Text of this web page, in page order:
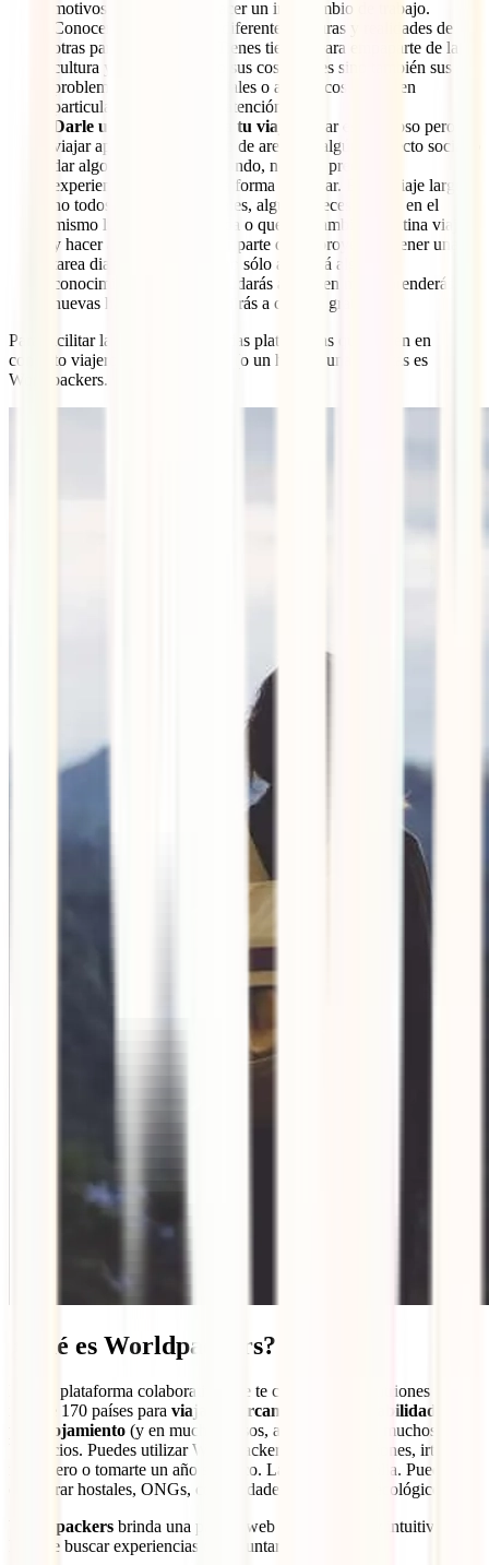
motivos favoritos para hacer un intercambio de trabajo.
Conocer gente local, las diferentes culturas y realidades de
otras partes del mundo. Tienes tiempo para empaparte de la
cultura y conocer no sólo sus costumbres sino también sus
problemas políticos y sociales o alguna costumbre en
particular que te llame la atención.
Darle un sentido único a tu viaje
: viajar es hermoso pero
viajar aportando tu granito de arena en algún proyecto social o
dar algo de tu tiempo viajando, no tiene precio. La
experiencia te cambiará la forma de viajar. En un viaje largo
no todos los días son iguales, algunas veces estarás en el
mismo lugar sin hacer nada o querrás cambiar tu rutina viajera
y hacer algo diferente. Ser parte de un proyecto y tener una
tarea diaria que cumplir, no sólo aportará algo a tu
conocimiento sino que ayudarás a alguien más, aprenderás
nuevas habilidades y recibirás a cambio gratitud.
Para facilitar la tarea, existen varias plataformas que ponen en
contacto viajeros con anfitriones (o un host) y una de éstas es
Worldpackers.
¿Qué es Worldpackers?
Es una plataforma colaborativa que te conecta con anfitriones de
más de 170 países para viajar intercambiando tus habilidades
por alojamiento (y en muchos casos, alimentación) y muchos otros
beneficios. Puedes utilizar Worldpackers en tus vacaciones, irte de
mochilero o tomarte un año sabático. La oferta es amplia. Puedes
encontrar hostales, ONGs, comunidades y proyectos ecológicos.
Worldpackers brinda una página web y una app muy intuitiva a la
hora de buscar experiencias de voluntariado.